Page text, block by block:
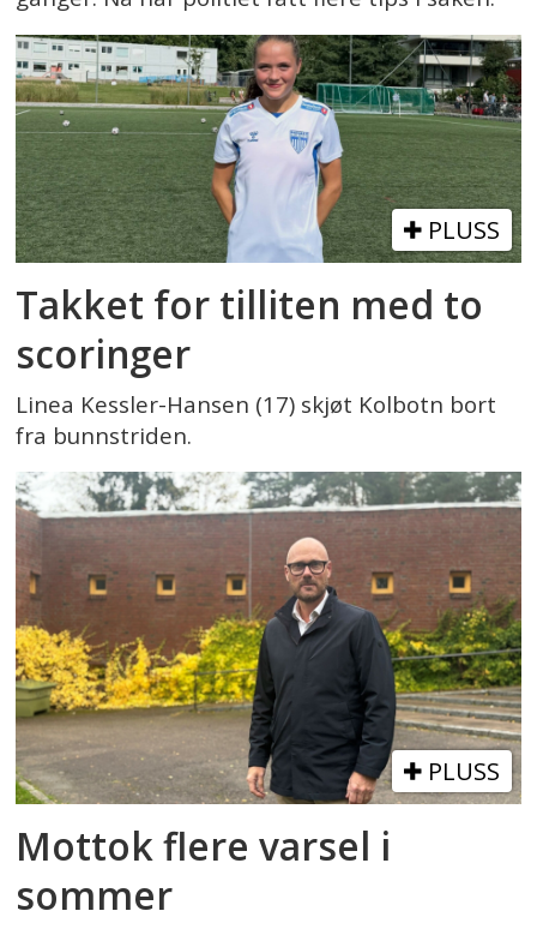
PLUSS
Takket for tilliten med to
scoringer
Linea Kessler-Hansen (17) skjøt Kolbotn bort
fra bunnstriden.
PLUSS
Mottok flere varsel i
sommer